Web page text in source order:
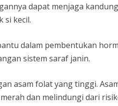
dapat menjaga
si kecil.
dalam pembentukan
sistem saraf janin.
asam folat yang tinggi.
dan melindungi dari